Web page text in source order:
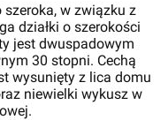
szeroka, w związku z
działki o szerokości
jest dwuspadowym
30 stopni. Cechą
wysunięty z lica domu
niewielki wykusz w